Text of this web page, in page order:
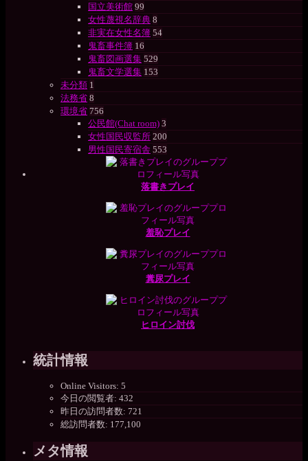
国立美術館 99
女性蔑視名辞典 8
非実在女性名簿 54
鬼畜事件簿 16
鬼畜図画選集 529
鬼畜文学選集 153
未分類 1
法務省 8
環境省 756
公民館(Chat room) 3
女性国民収監所 200
男性国民寄宿舎 553
落書きプレイ
羞恥プレイ
糞尿プレイ
ヒロイン討伐
統計情報
Online Visitors: 5
今日の閲覧者: 432
昨日の訪問者数: 721
総訪問者数: 177,100
メタ情報